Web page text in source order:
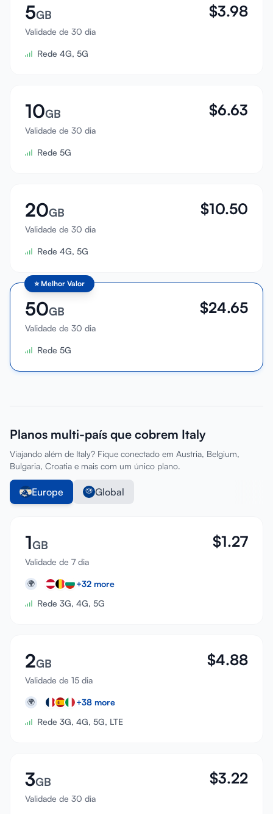
5GB
Validade de 30 dia
$3.98
Rede 4G, 5G
10GB
Validade de 30 dia
$6.63
Rede 5G
20GB
Validade de 30 dia
$10.50
Rede 4G, 5G
⭐ Melhor Valor
50GB
Validade de 30 dia
$24.65
Rede 5G
Planos multi-país que cobrem Italy
Viajando além de Italy? Fique conectado em Austria, Belgium,
Bulgaria, Croatia e mais com um único plano.
Europe Global
1GB
Validade de 7 dia
$1.27
🌍 +32 more
Rede 3G, 4G, 5G
2GB
Validade de 15 dia
$4.88
🌍 +38 more
Rede 3G, 4G, 5G, LTE
3GB
Validade de 30 dia
$3.22